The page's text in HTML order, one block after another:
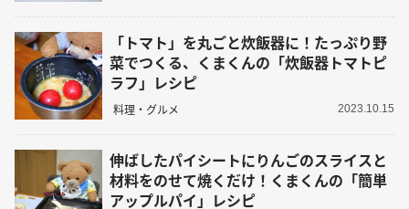
「トマト」を丸ごと炊飯器に！たっぷり野
菜でつくる、くまくんの「炊飯器トマトピ
ラフ」レシピ
料理・グルメ 2023.10.15
伸ばしたパイシートにりんごのスライスと
材料をのせて焼くだけ！くまくんの「簡単
アップルパイ」レシピ